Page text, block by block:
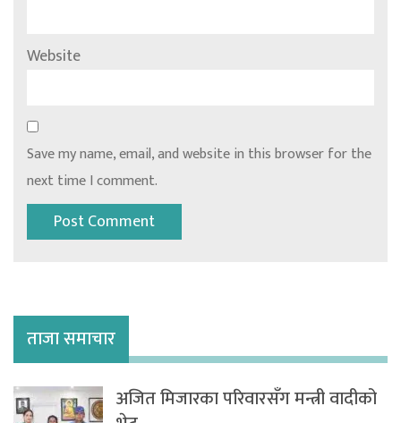
Website
Save my name, email, and website in this browser for the
next time I comment.
ताजा समाचार
अजित मिजारका परिवारसँग मन्त्री वादीको